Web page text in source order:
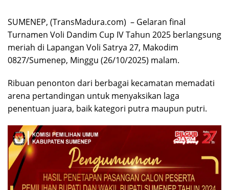
SUMENEP, (TransMadura.com) – Gelaran final
Turnamen Voli Dandim Cup IV Tahun 2025 berlangsung
meriah di Lapangan Voli Satrya 27, Makodim
0827/Sumenep, Minggu (26/10/2025) malam.
Ribuan penonton dari berbagai kecamatan memadati
arena pertandingan untuk menyaksikan laga
penentuan juara, baik kategori putra maupun putri.